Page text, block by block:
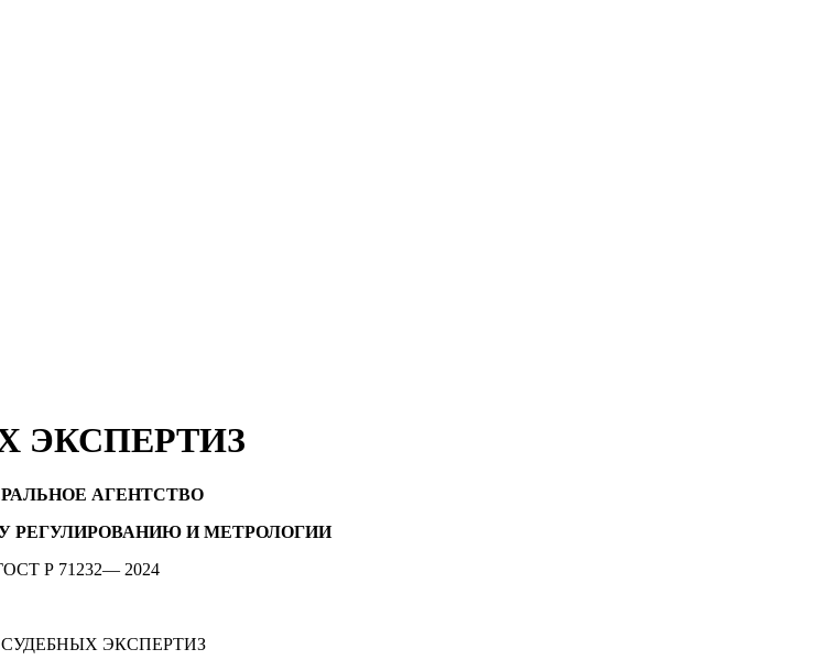
ЭКСПЕРТИЗ
АГЕНТСТВО
РЕГУЛИРОВАНИЮ И МЕТРОЛОГИИ
Р 71232— 2024
ЭКСПЕРТИЗ